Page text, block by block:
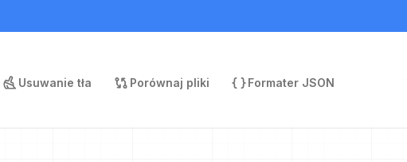
Usuwanie tła Porównaj pliki
Formater JSON